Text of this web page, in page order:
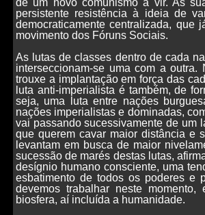
de um novo comunismo a vir. As
persistente resistência à ideia de
democraticamente centralizada,
movimento dos Fóruns Sociais.
As lutas de classes dentro de cada
interseccionam-se uma com a
trouxe a implantação em força das
luta anti-imperialista é também, de
seja, uma luta entre nações
nações imperialistas e dominadas,
vai passando sucessivamente de um
que querem cavar maior distância e
levantam em busca de maior
sucessão de marés destas lutas,
desígnio humano consciente, uma
esbatimento de todos os poderes e
devemos trabalhar neste
biosfera, aí incluída a humanidade.